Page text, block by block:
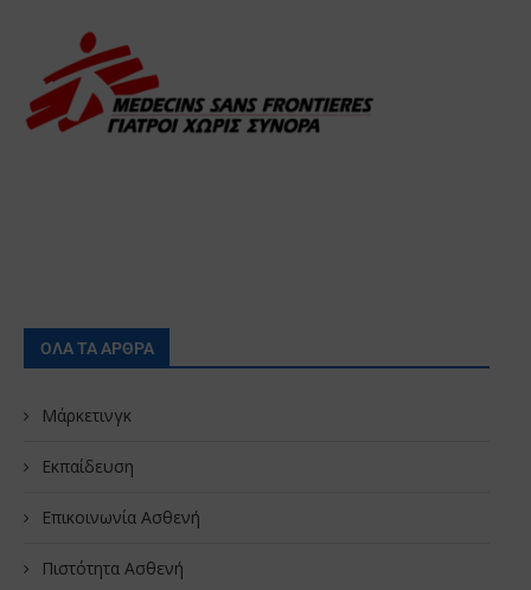
ΟΛΑ ΤΑ ΑΡΘΡΑ
Μάρκετινγκ
Εκπαίδευση
Επικοινωνία Ασθενή
Πιστότητα Ασθενή